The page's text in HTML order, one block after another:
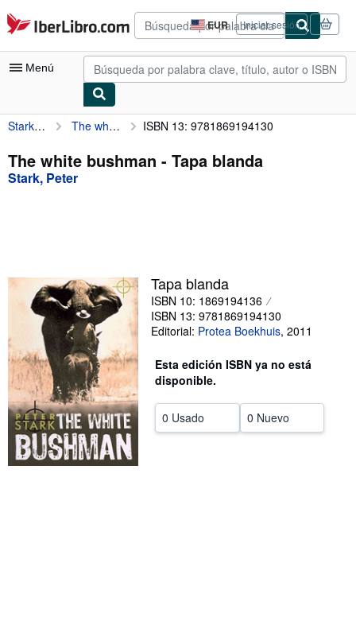
Pasar al contenido principal
IberLibro.com EUR
Preferencias
de
compra
del
Iniciar sesión
Menú
Mi cuenta
Consultar mis pedidos
Búsqueda avanzada
Vendedores
Comenzar a vender
Ayuda
CERRAR
Stark, Peter The white bushman ISBN 13: 9781869194130
The white bushman - Tapa blanda
Stark, Peter
Tapa blanda
ISBN 10: 1869194136
ISBN 13: 9781869194130
Editorial: Protea Boekhuis, 2011
Esta edición ISBN ya no está
disponible.
0 Usado 0 Nuevo